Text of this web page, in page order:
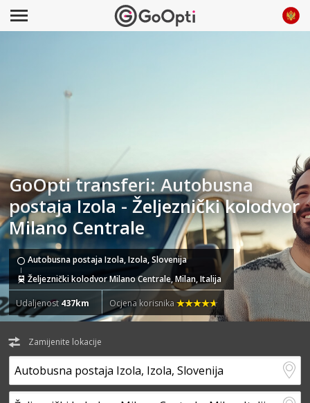
GoOpti transferi: Autobusna
postaja Izola - Željeznički kolodvor
Milano Centrale
Autobusna postaja Izola, Izola, Slovenija
Željeznički kolodvor Milano Centrale, Milan, Italija
Udaljenost 437km Ocjena korisnika
Zamijenite lokacije